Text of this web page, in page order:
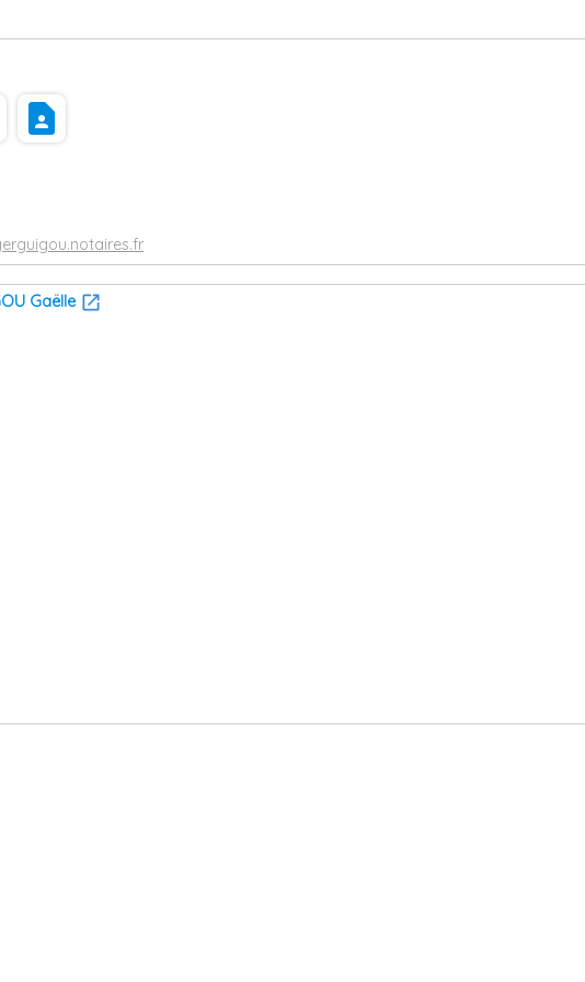
contact_page
Gaëlle